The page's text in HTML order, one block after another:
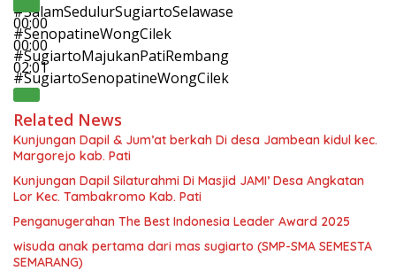
00:00
00:00
02:01
#SalamSedulurSugiartoSelawase
#SenopatineWongCilek
#SugiartoMajukanPatiRembang
#SugiartoSenopatineWongCilek
Related News
Kunjungan Dapil & Jum’at berkah Di desa Jambean kidul kec.
Margorejo kab. Pati
Kunjungan Dapil Silaturahmi Di Masjid JAMI’ Desa Angkatan
Lor Kec. Tambakromo Kab. Pati
Penganugerahan The Best Indonesia Leader Award 2025
wisuda anak pertama dari mas sugiarto (SMP-SMA SEMESTA
SEMARANG)